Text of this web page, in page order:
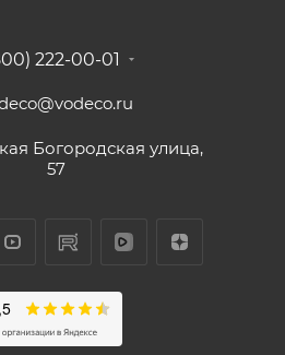
222-00-01
Богородская улица,
57